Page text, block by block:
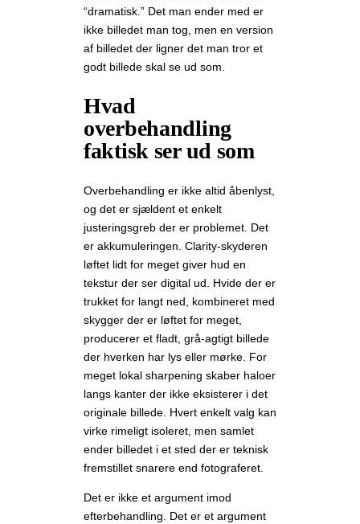
“dramatisk.” Det man ender med er
ikke billedet man tog, men en version
af billedet der ligner det man tror et
godt billede skal se ud som.
Hvad
overbehandling
faktisk ser ud som
Overbehandling er ikke altid åbenlyst,
og det er sjældent et enkelt
justeringsgreb der er problemet. Det
er akkumuleringen. Clarity-skyderen
løftet lidt for meget giver hud en
tekstur der ser digital ud. Hvide der er
trukket for langt ned, kombineret med
skygger der er løftet for meget,
producerer et fladt, grå-agtigt billede
der hverken har lys eller mørke. For
meget lokal sharpening skaber haloer
langs kanter der ikke eksisterer i det
originale billede. Hvert enkelt valg kan
virke rimeligt isoleret, men samlet
ender billedet i et sted der er teknisk
fremstillet snarere end fotograferet.
Det er ikke et argument imod
efterbehandling. Det er et argument